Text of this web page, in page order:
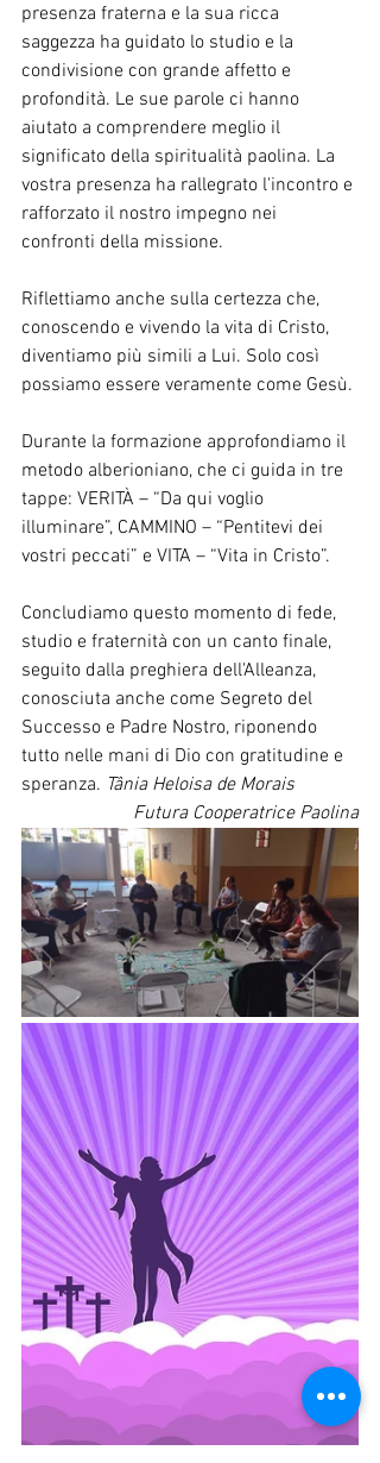
presenza fraterna e la sua ricca
saggezza ha guidato lo studio e la
condivisione con grande affetto e
profondità. Le sue parole ci hanno
aiutato a comprendere meglio il
significato della spiritualità paolina. La
vostra presenza ha rallegrato l'incontro e
rafforzato il nostro impegno nei
confronti della missione.
Riflettiamo anche sulla certezza che,
conoscendo e vivendo la vita di Cristo,
diventiamo più simili a Lui. Solo così
possiamo essere veramente come Gesù.
Durante la formazione approfondiamo il
metodo alberioniano, che ci guida in tre
tappe: VERITÀ – “Da qui voglio
illuminare”, CAMMINO – “Pentitevi dei
vostri peccati” e VITA – “Vita in Cristo”.
Concludiamo questo momento di fede,
studio e fraternità con un canto finale,
seguito dalla preghiera dell'Alleanza,
conosciuta anche come Segreto del
Successo e Padre Nostro, riponendo
tutto nelle mani di Dio con gratitudine e
speranza. Tânia Heloisa de Morais
Futura Cooperatrice Paolina